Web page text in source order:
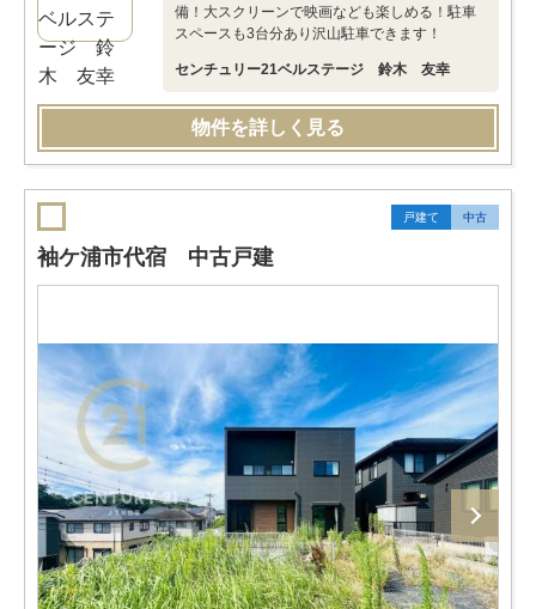
備！大スクリーンで映画なども楽しめる！駐車
スペースも3台分あり沢山駐車できます！
センチュリー21ベルステージ 鈴木 友幸
物件を詳しく見る
戸建て 中古
袖ケ浦市代宿 中古戸建